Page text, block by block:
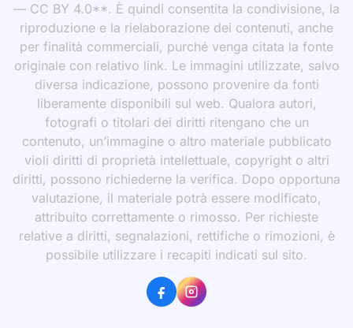
— CC BY 4.0**. È quindi consentita la condivisione, la
riproduzione e la rielaborazione dei contenuti, anche
per finalità commerciali, purché venga citata la fonte
originale con relativo link. Le immagini utilizzate, salvo
diversa indicazione, possono provenire da fonti
liberamente disponibili sul web. Qualora autori,
fotografi o titolari dei diritti ritengano che un
contenuto, un’immagine o altro materiale pubblicato
violi diritti di proprietà intellettuale, copyright o altri
diritti, possono richiederne la verifica. Dopo opportuna
valutazione, il materiale potrà essere modificato,
attribuito correttamente o rimosso. Per richieste
relative a diritti, segnalazioni, rettifiche o rimozioni, è
possibile utilizzare i recapiti indicati sul sito.